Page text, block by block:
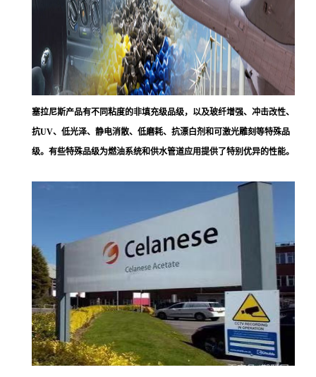
塞拉尼斯产品有不同粘度的非填充级品级，以及玻纤增强、冲击改性、
抗UV、低光泽、静电消散、低磨耗、抗漂白剂和可激光雕刻等特殊品
级。有些特殊品级为燃油系统和供水管道应用提供了特别优异的性能。